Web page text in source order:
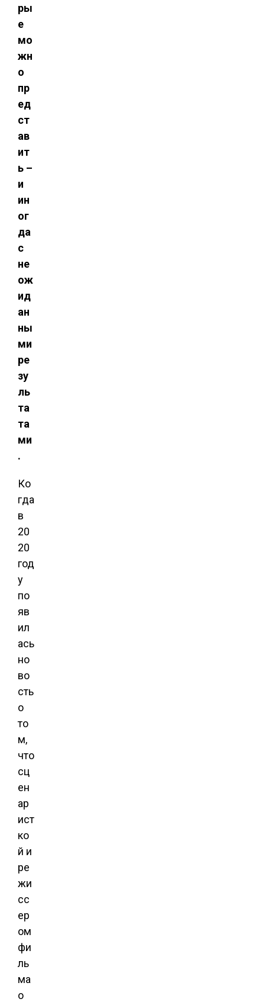
ры
е
мо
жн
о
пр
ед
ст
ав
ит
ь –
и
ин
ог
да
с
не
ож
ид
ан
ны
ми
ре
зу
ль
та
та
ми
.
Ко
гда
в
20
20
год
у
по
яв
ил
ась
но
во
сть
о
то
м,
что
сц
ен
ар
ист
ко
й и
ре
жи
сс
ер
ом
фи
ль
ма
о